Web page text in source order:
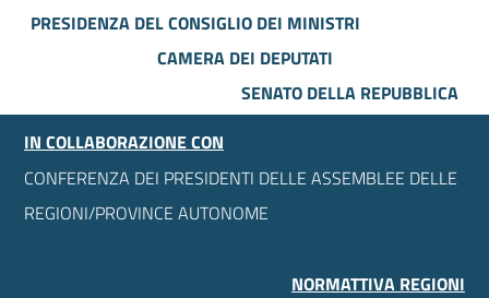
PRESIDENZA DEL CONSIGLIO DEI MINISTRI
CAMERA DEI DEPUTATI
SENATO DELLA REPUBBLICA
IN COLLABORAZIONE CON
CONFERENZA DEI PRESIDENTI DELLE ASSEMBLEE DELLE
REGIONI/PROVINCE AUTONOME
NORMATTIVA REGIONI